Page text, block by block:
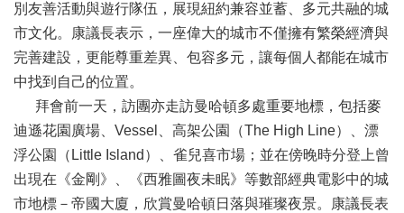
議
長
信
箱
隱
私
權
宣
告
別友善活動與遊行隊伍，展現紐約兼容並蓄、多元共融的城
市文化。康議長表示，一座偉大的城市不僅擁有繁榮經濟與
完善建設，更能尊重差異、包容多元，讓每個人都能在城市
中找到自己的位置。
拜會前一天，訪團亦走訪曼哈頓多處重要地標，包括麥
迪遜花園廣場、Vessel、高架公園（The High Line）、漂
浮公園（Little Island）、雀兒喜市場；並在傍晚時分登上曾
出現在《金剛》、《西雅圖夜未眠》等數部經典電影中的城
市地標－帝國大廈，欣賞曼哈頓日落與璀璨夜景。康議長表